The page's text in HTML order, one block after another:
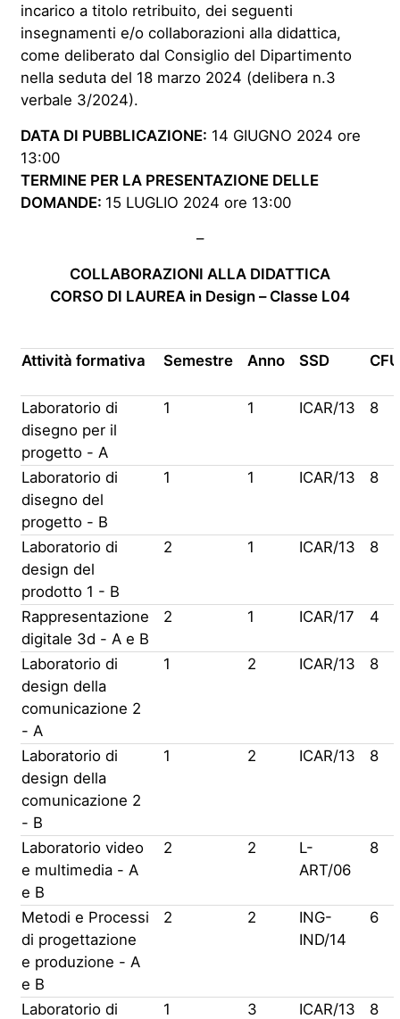
incarico a titolo retribuito, dei seguenti
insegnamenti e/o collaborazioni alla didattica,
come deliberato dal Consiglio del Dipartimento
nella seduta del 18 marzo 2024 (delibera n.3
verbale 3/2024).
DATA DI PUBBLICAZIONE: 14 GIUGNO 2024 ore
13:00
TERMINE PER LA PRESENTAZIONE DELLE
DOMANDE: 15 LUGLIO 2024 ore 13:00
–
COLLABORAZIONI ALLA DIDATTICA
CORSO DI LAUREA in Design – Classe L04
Attività formativa Semestre Anno SSD CFU
Laboratorio di
disegno per il
progetto - A
1 1 ICAR/13 8
Laboratorio di
disegno del
progetto - B
1 1 ICAR/13 8
Laboratorio di
design del
prodotto 1 - B
2 1 ICAR/13 8
Rappresentazione
digitale 3d - A e B
2 1 ICAR/17 4
Laboratorio di
design della
comunicazione 2
- A
1 2 ICAR/13 8
Laboratorio di
design della
comunicazione 2
- B
1 2 ICAR/13 8
Laboratorio video
e multimedia - A
e B
2 2
L-
ART/06
8
Metodi e Processi
di progettazione
e produzione - A
e B
2 2
ING-
IND/14
6
Laboratorio di 1 3 ICAR/13 8